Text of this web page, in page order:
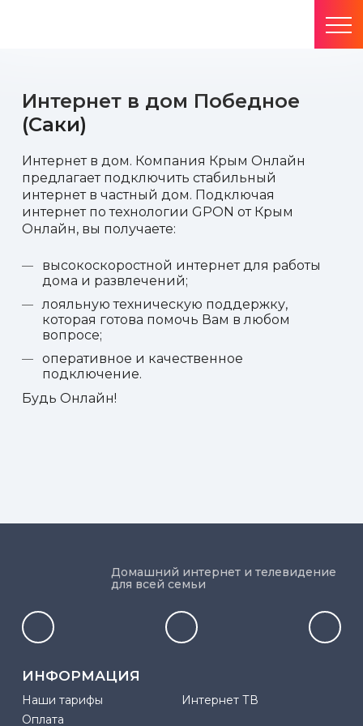
Интернет в дом Победное
(Саки)
Интернет в дом. Компания Крым Онлайн
предлагает подключить стабильный
интернет в частный дом. Подключая
интернет по технологии GPON от Крым
Онлайн, вы получаете:
высокоскоростной интернет для работы
дома и развлечений;
лояльную техническую поддержку,
которая готова помочь Вам в любом
вопросе;
оперативное и качественное
подключение.
Будь Онлайн!
Домашний интернет и телевидение
для всей семьи
ИНФОРМАЦИЯ
Наши тарифы
Интернет ТВ
Оплата